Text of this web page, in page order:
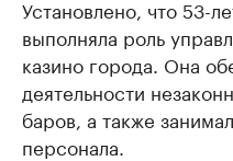
Установлено, что 53-
выполняла роль
казино города. Она
деятельности
баров, а также
персонала.